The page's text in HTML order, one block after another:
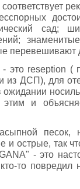
сад;
перевешивают
reseption (
из ДСП), для
и
песок,
и острые, так
- это
то повредил